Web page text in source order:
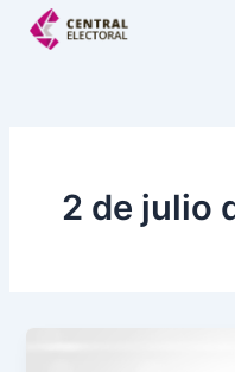
2 de julio